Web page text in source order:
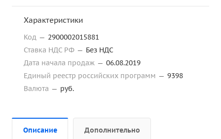
Характеристики
Код — 2900002015881
Ставка НДС РФ — Без НДС
Дата начала продаж — 06.08.2019
Единый реестр российских программ — 9398
Валюта — руб.
Описание Дополнительно